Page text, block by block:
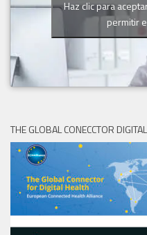
Haz clic para
permitir
THE GLOBAL CONECCTOR